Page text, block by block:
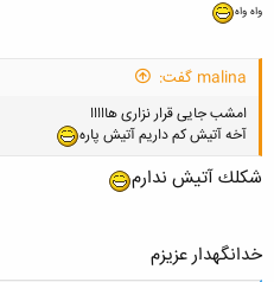
واه واه
malina گفت:
امشب جایی قرار نزاری هااااا
آخه آتیش کم داریم آتیش پاره
شكلك آتيش ندارم
خدانگهدار عزيزم